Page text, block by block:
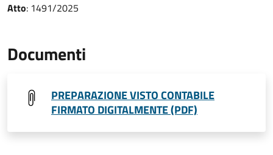
Atto: 1491/2025
Documenti
PREPARAZIONE VISTO CONTABILE
FIRMATO DIGITALMENTE (PDF)